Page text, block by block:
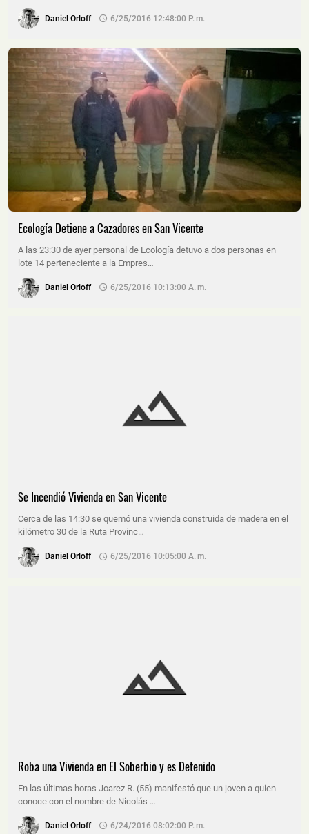
Daniel Orloff 6/25/2016 12:48:00 P. M.
Ecología Detiene a Cazadores en San Vicente
A las 23:30 de ayer personal de Ecología detuvo a dos personas en
lote 14 perteneciente a la Empres…
Daniel Orloff 6/25/2016 10:13:00 A. M.
Se Incendió Vivienda en San Vicente
Cerca de las 14:30 se quemó una vivienda construida de madera en el
kilómetro 30 de la Ruta Provinc…
Daniel Orloff 6/25/2016 10:05:00 A. M.
Roba una Vivienda en El Soberbio y es Detenido
En las últimas horas Joarez R. (55) manifestó que un joven a quien
conoce con el nombre de Nicolás …
Daniel Orloff 6/24/2016 08:02:00 P. M.